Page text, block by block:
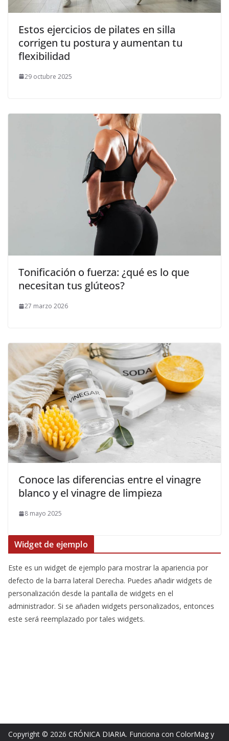
Estos ejercicios de pilates en silla
corrigen tu postura y aumentan tu
flexibilidad
29 octubre 2025
Tonificación o fuerza: ¿qué es lo que
necesitan tus glúteos?
27 marzo 2026
Conoce las diferencias entre el vinagre
blanco y el vinagre de limpieza
8 mayo 2025
Widget de ejemplo
Este es un widget de ejemplo para mostrar la apariencia por
defecto de la barra lateral Derecha. Puedes añadir widgets de
personalización desde la pantalla de widgets en el
administrador. Si se añaden widgets personalizados, entonces
este será reemplazado por tales widgets.
Copyright © 2026 CRÓNICA DIARIA. Funciona con ColorMag y